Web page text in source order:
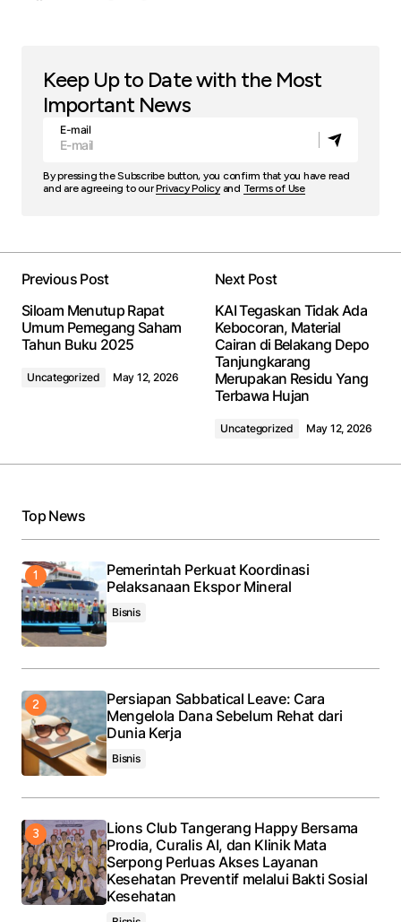
Keep Up to Date with the Most
Important News
E-mail
By pressing the Subscribe button, you confirm that you have read
and are agreeing to ourPrivacy Policyand Terms of Use
Previous Post
Siloam Menutup Rapat
Umum Pemegang Saham
Tahun Buku 2025
Uncategorized May 12, 2026
Next Post
KAI Tegaskan Tidak Ada
Kebocoran, Material
Cairan di Belakang Depo
Tanjungkarang
Merupakan Residu Yang
Terbawa Hujan
Uncategorized May 12, 2026
Top News
Pemerintah Perkuat Koordinasi
Pelaksanaan Ekspor Mineral
Bisnis
Persiapan Sabbatical Leave: Cara
Mengelola Dana Sebelum Rehat dari
Dunia Kerja
Bisnis
Lions Club Tangerang Happy Bersama
Prodia, Curalis AI, dan Klinik Mata
Serpong Perluas Akses Layanan
Kesehatan Preventif melalui Bakti Sosial
Kesehatan